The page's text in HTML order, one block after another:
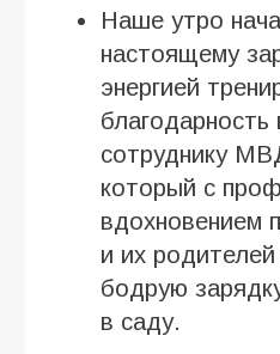
Наше утро
настоящему
энергией
сотруднику
который с
вдохновением
и их
бодрую
в саду.